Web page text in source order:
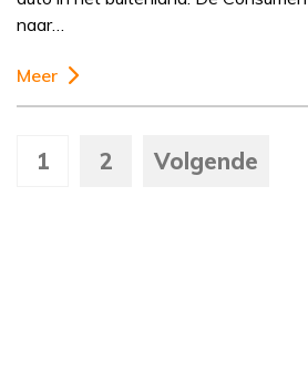
naar…
Meer
1 2 Volgende